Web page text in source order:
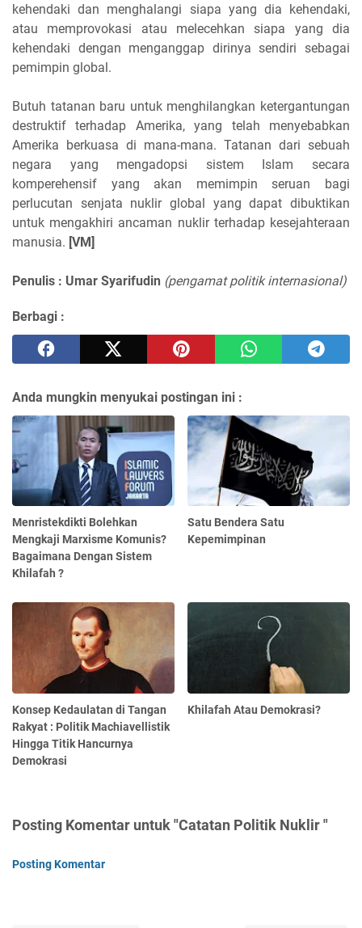
kehendaki dan menghalangi siapa yang dia kehendaki,
atau memprovokasi atau melecehkan siapa yang dia
kehendaki dengan menganggap dirinya sendiri sebagai
pemimpin global.
Butuh tatanan baru untuk menghilangkan ketergantungan
destruktif terhadap Amerika, yang telah menyebabkan
Amerika berkuasa di mana-mana. Tatanan dari sebuah
negara yang mengadopsi sistem Islam secara
komperehensif yang akan memimpin seruan bagi
perlucutan senjata nuklir global yang dapat dibuktikan
untuk mengakhiri ancaman nuklir terhadap kesejahteraan
manusia. [VM]
Penulis : Umar Syarifudin (pengamat politik internasional)
Berbagi :
Anda mungkin menyukai postingan ini :
Menristekdikti Bolehkan
Mengkaji Marxisme Komunis?
Bagaimana Dengan Sistem
Khilafah ?
Satu Bendera Satu
Kepemimpinan
Konsep Kedaulatan di Tangan
Rakyat : Politik Machiavellistik
Hingga Titik Hancurnya
Demokrasi
Khilafah Atau Demokrasi?
Posting Komentar untuk "Catatan Politik Nuklir "
Posting Komentar